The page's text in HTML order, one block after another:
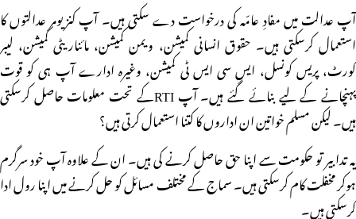
آپ عدالت میں مفادِ عامّہ کی درخواست دے سکتی ہیں۔ آپ کنزیومر عدالتوں کا
استعمال کرسکتی ہیں۔ حقوق انسانی کمیشن، ویمن کمیشن، مائناریٹی کمیشن، لیبر
کورٹ، پریس کونسل، ایس سی ایس ٹی کمیشن، وغیرہ ادارے آپ ہی کو قوت
پہنچانے کے لیے بنائے گئے ہیں۔ آپ RTIکے تحت معلومات حاصل کرسکتی
ہیں۔ لیکن مسلم خواتین ان اداروں کا کتنا استعمال کرتی ہیں؟
یہ تدابیر تو حکومت سے اپنا حق حاصل کرنے کی ہیں۔ ان کے علاوہ آپ خود سرگرم
ہوکر مخفلت کام کرسکتی ہیں۔ سماج کے مختلف مسائل کو حل کرنے میں اپنا رول ادا
کرسکتی ہیں۔